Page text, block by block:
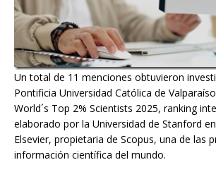
Un total de 11 menciones obtuvieron
Pontificia Universidad Católica de
World´s Top 2% Scientists 2025, ranking
elaborado por la Universidad de Stanford
Elsevier, propietaria de Scopus, una de las
información científica del mundo.